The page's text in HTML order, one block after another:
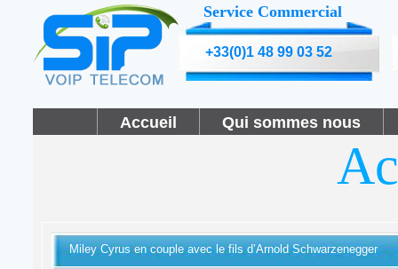
+33(0)1 48 99 03 52
Service Commercial
Accueil Qui sommes nous
Miley Cyrus en couple avec le fils d’Arnold Schwarzenegger